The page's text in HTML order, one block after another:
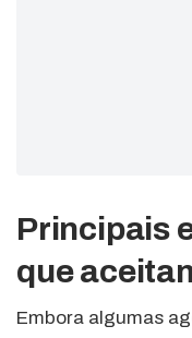
Principais
que
Embora algumas